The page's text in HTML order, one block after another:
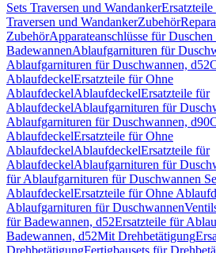
Sets Traversen und WandankerErsatzteile
Traversen und WandankerZubehör
ZubehörApparateanschlüsse für Duschen
BadewannenAblaufgarnituren für
Ablaufgarnituren für Duschwannen, d52
AblaufdeckelErsatzteile für Ohne
AblaufdeckelAblaufdeckelErsatzteile für
AblaufdeckelAblaufgarnituren für
Ablaufgarnituren für Duschwannen, d90
AblaufdeckelErsatzteile für Ohne
AblaufdeckelAblaufdeckelErsatzteile für
AblaufdeckelAblaufgarnituren für
für Ablaufgarnituren für Duschwannen
AblaufdeckelErsatzteile für Ohne
Ablaufgarnituren für Duschwannen
für Badewannen, d52Ersatzteile für
Badewannen, d52Mit Drehbetätigung
DrehbetätigungFertigbausets für